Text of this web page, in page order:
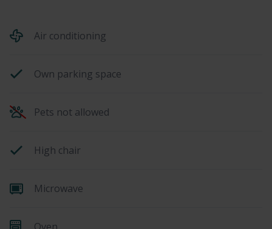
Air conditioning
Own parking space
Pets not allowed
High chair
Microwave